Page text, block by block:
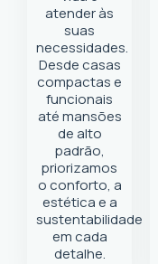
atender às
suas
necessidades.
Desde casas
compactas e
funcionais
até mansões
de alto
padrão,
priorizamos
o conforto, a
estética e a
sustentabilidade
em cada
detalhe.